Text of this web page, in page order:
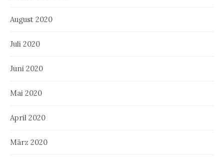
August 2020
Juli 2020
Juni 2020
Mai 2020
April 2020
März 2020